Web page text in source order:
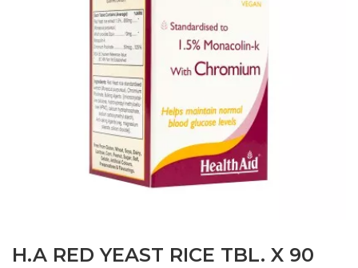
H.A RED YEAST RICE TBL. X 90